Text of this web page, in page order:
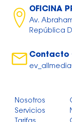
OFICINA
Av.
República
Contacto
Nosotros
Servicios